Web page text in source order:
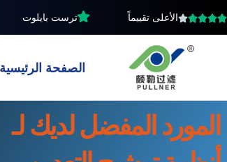
إلى
المحتوى
الأعلى تقييماً ترست بايلوت
الصفحة الرئيسية
المورد المفضل لديك لـ